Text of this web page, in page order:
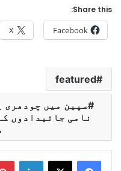
Share this:
Facebook
X
featured
سپین میں چودھری
نامی جائیدادوں